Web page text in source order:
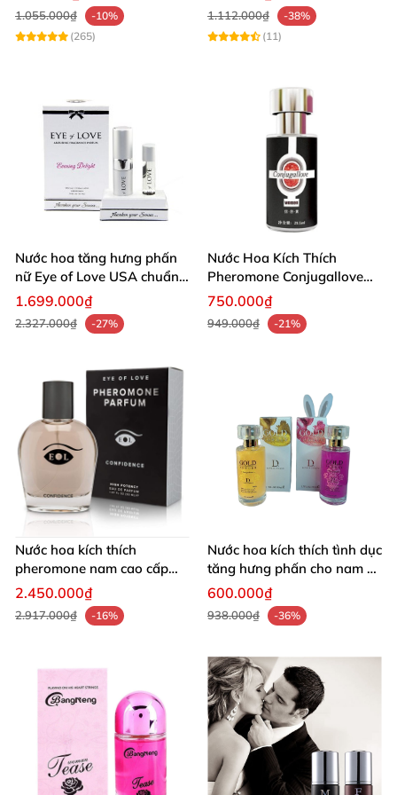
1.055.000₫
-10%
(265)
1.112.000₫
-38%
(11)
Nước hoa tăng hưng phấn
nữ Eye of Love USA chuẩn
Mỹ
1.699.000₫
2.327.000₫ -27%
Nước Hoa Kích Thích
Pheromone Conjugallove
Tăng Ham Muốn
750.000₫
949.000₫ -21%
Nước hoa kích thích
pheromone nam cao cấp
USA thu hút phái nữ
2.450.000₫
2.917.000₫ -16%
Nước hoa kích thích tình dục
tăng hưng phấn cho nam và
nữ
600.000₫
938.000₫ -36%